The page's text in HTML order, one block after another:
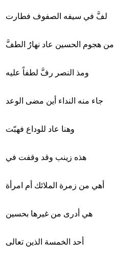
لفَّ في سيفه الصفوف فطارت
من هجوم الحسين عاد نهارُ الطفَّ
ومذ النصر رفَّ لطفاً عليه
جاء منه النداء أين مضى الوعد
وهنا عاد للوداع فهبّت
هذه زينب وقد وقفت في
أهي من زمرة الملائك أم امرأة
هي أدرى من غيرها بحسين
أحد الخمسة الذين تعالى